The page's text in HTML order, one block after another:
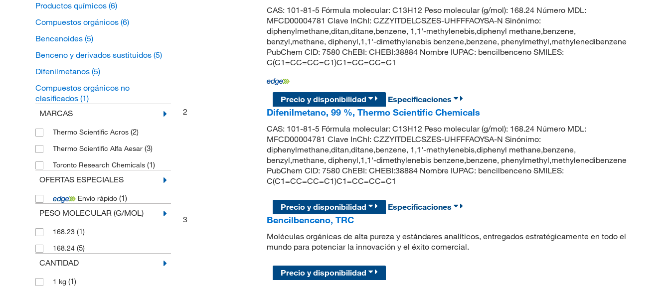
Productos químicos (6)
Compuestos orgánicos (6)
Bencenoides (5)
Benceno y derivados sustituidos (5)
Difenilmetanos (5)
Compuestos orgánicos no
clasificados (1)
MARCAS
Thermo Scientific Acros (2)
Thermo Scientific Alfa Aesar (3)
Toronto Research Chemicals (1)
OFERTAS ESPECIALES
Envío rápido (1)
PESO MOLECULAR (G/MOL)
168.23 (1)
168.24 (5)
CANTIDAD
1 kg (1)
CAS: 101-81-5 Fórmula molecular: C13H12 Peso molecular (g/mol): 168.24 Número MDL:
MFCD00004781 Clave InChI: CZZYITDELCSZES-UHFFFAOYSA-N Sinónimo:
diphenylmethane,ditan,ditane,benzene, 1,1'-methylenebis,diphenyl methane,benzene,
benzyl,methane, diphenyl,1,1'-dimethylenebis benzene,benzene, phenylmethyl,methylenedibenzene
PubChem CID: 7580 ChEBI: CHEBI:38884 Nombre IUPAC: bencilbenceno SMILES:
C(C1=CC=CC=C1)C1=CC=CC=C1
Precio y disponibilidad
Especificaciones
2
Difenilmetano, 99 %, Thermo Scientific Chemicals
CAS: 101-81-5 Fórmula molecular: C13H12 Peso molecular (g/mol): 168.24 Número MDL:
MFCD00004781 Clave InChI: CZZYITDELCSZES-UHFFFAOYSA-N Sinónimo:
diphenylmethane,ditan,ditane,benzene, 1,1'-methylenebis,diphenyl methane,benzene,
benzyl,methane, diphenyl,1,1'-dimethylenebis benzene,benzene, phenylmethyl,methylenedibenzene
PubChem CID: 7580 ChEBI: CHEBI:38884 Nombre IUPAC: bencilbenceno SMILES:
C(C1=CC=CC=C1)C1=CC=CC=C1
Precio y disponibilidad
Especificaciones
3
Bencilbenceno, TRC
Moléculas orgánicas de alta pureza y estándares analíticos, entregados estratégicamente en todo el
mundo para potenciar la innovación y el éxito comercial.
Precio y disponibilidad